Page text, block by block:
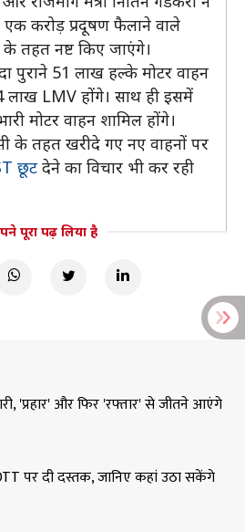
एक करोड़ प्रदूषण फैलाने वाले
के तहत नष्ट किए जाएंगे।
पुराने 51 लाख हल्के मोटर वाहन
लाख LMV होंगे। साथ ही इसमें
मोटर वाहन शामिल होंगे।
के तहत खरीदे गए नए वाहनों पर
छूट देने का विचार भी कर रही
पूरा पढ़ लिया है
'प्रहार' और फिर 'रफ्तार' से जीतने आएंगे
पर दी दस्तक, जानिए कहां उठा सकेंगे